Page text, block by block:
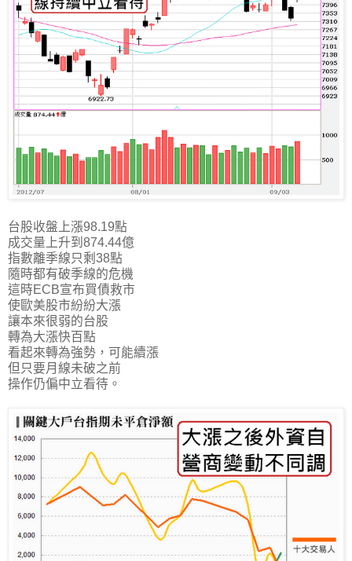
台股收盤上漲98.19點
成交量上升到874.44億
指數離季線只剩38點
隨時都有破季線的危機
這時ECB宣布買債救市
使歐美股市紛紛大漲
讓本來很弱的台股
轉為大漲快百點
看起來轉為強勢，可能續漲
但只要月線未破之前
操作仍偏中立看待。